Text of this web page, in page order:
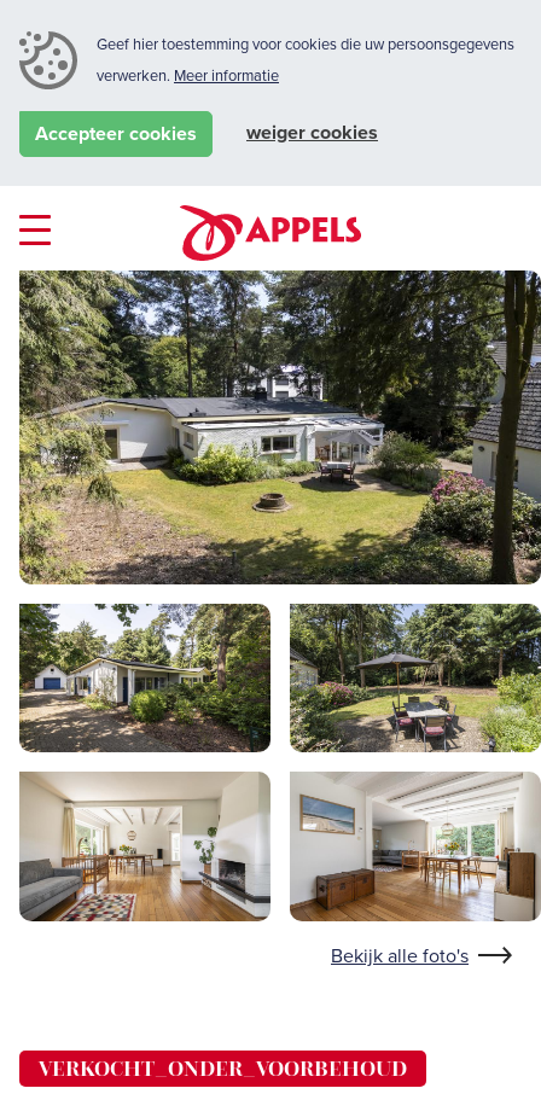
Geef hier toestemming voor cookies die uw persoonsgegevens
verwerken. Meer informatie
Accepteer cookies weiger cookies
Bekijk alle foto's
VERKOCHT_ONDER_VOORBEHOUD